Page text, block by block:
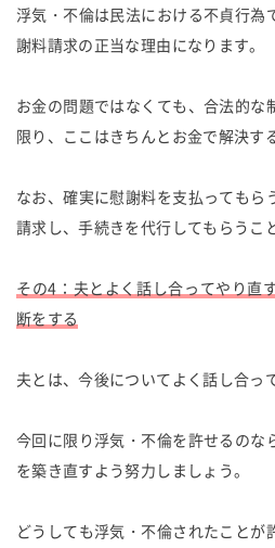
浮気・不倫は民法における不貞行為
謝料請求の正当な理由になります。
お金の問題ではなくても、合法的な
限り、ここはきちんとお金で解決す
なお、確実に慰謝料を支払ってもら
請求し、手続きを代行してもらうこ
その4：夫とよく話し合ってやり直
断をする
夫とは、今後についてよく話し合っ
今回に限り浮気・不倫を許せるのな
を築き直すよう努力しましょう。
どうしても浮気・不倫されたことが